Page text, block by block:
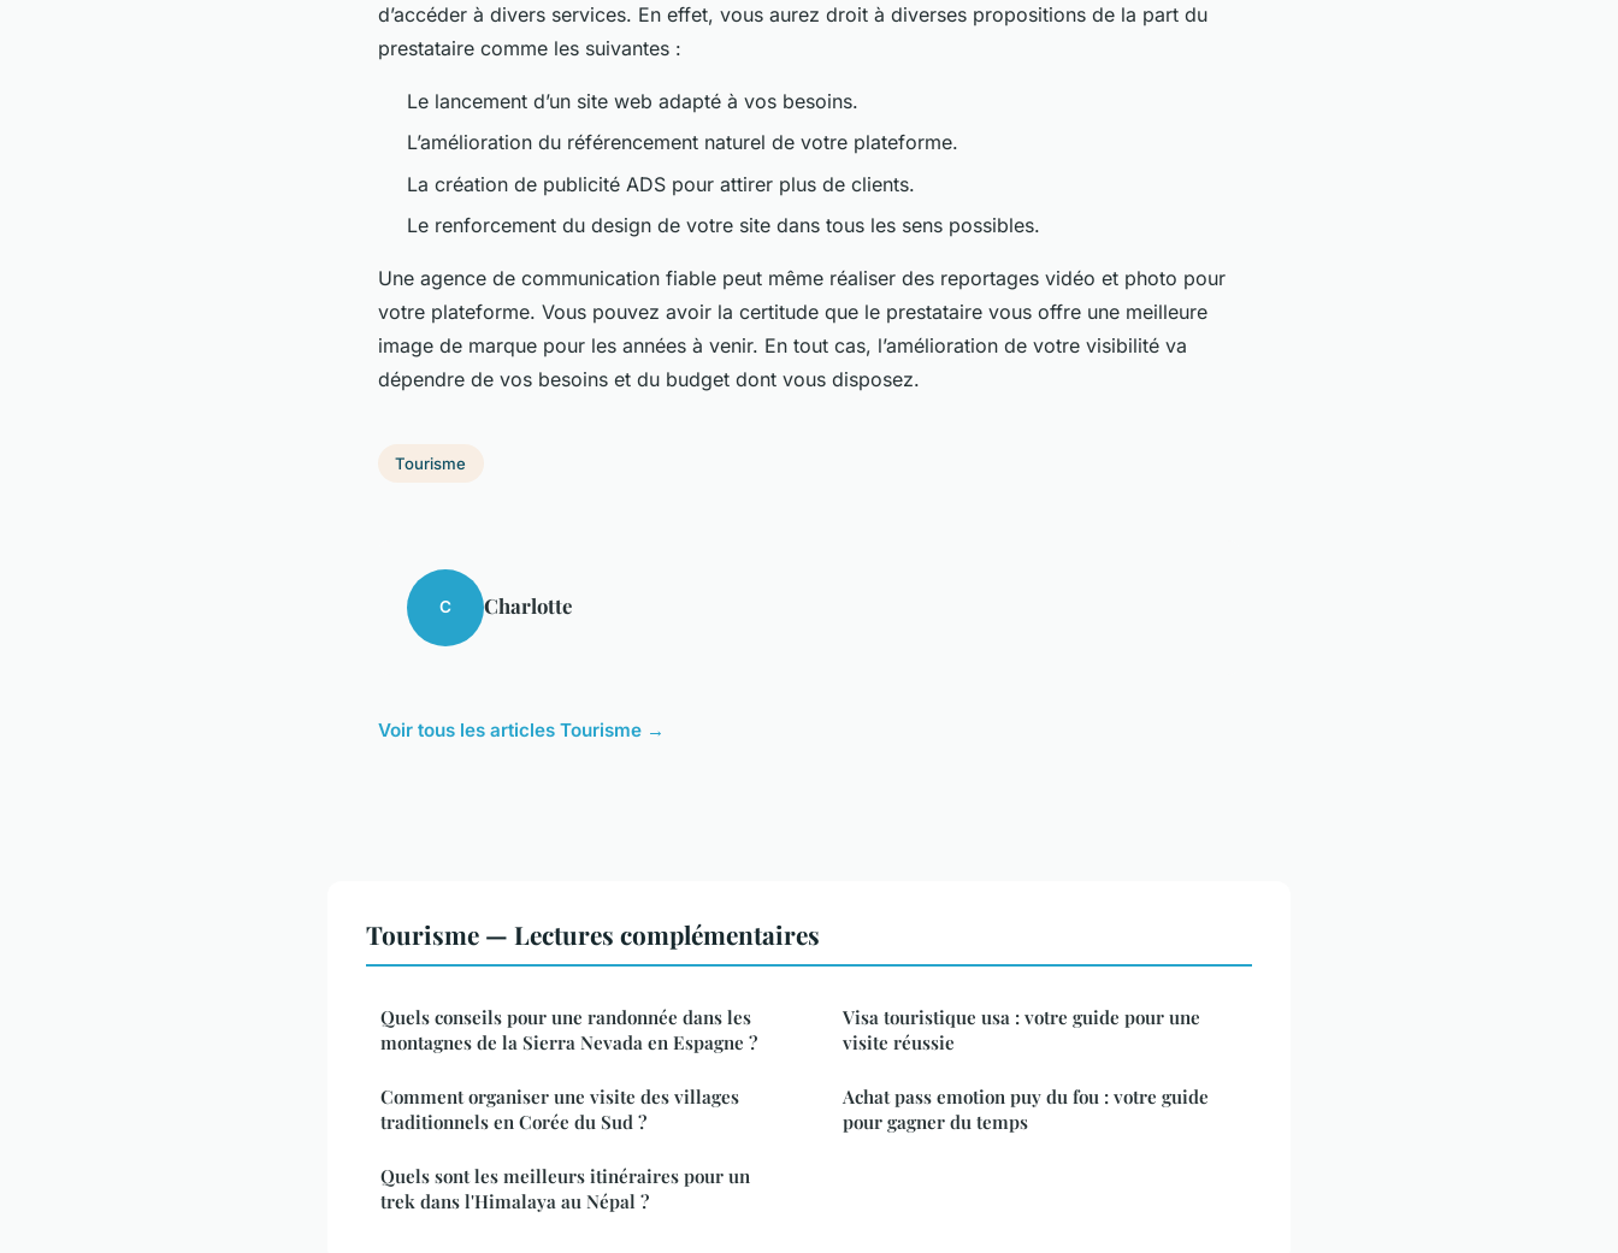
d’accéder à divers services. En effet, vous aurez droit à diverses propositions de la part du
prestataire comme les suivantes :
Le lancement d’un site web adapté à vos besoins.
L’amélioration du référencement naturel de votre plateforme.
La création de publicité ADS pour attirer plus de clients.
Le renforcement du design de votre site dans tous les sens possibles.
Une agence de communication fiable peut même réaliser des reportages vidéo et photo pour
votre plateforme. Vous pouvez avoir la certitude que le prestataire vous offre une meilleure
image de marque pour les années à venir. En tout cas, l’amélioration de votre visibilité va
dépendre de vos besoins et du budget dont vous disposez.
Tourisme
C Charlotte
Voir tous les articles Tourisme →
Tourisme — Lectures complémentaires
Quels conseils pour une randonnée dans les
montagnes de la Sierra Nevada en Espagne ?
Comment organiser une visite des villages
traditionnels en Corée du Sud ?
Quels sont les meilleurs itinéraires pour un
trek dans l'Himalaya au Népal ?
Visa touristique usa : votre guide pour une
visite réussie
Achat pass emotion puy du fou : votre guide
pour gagner du temps